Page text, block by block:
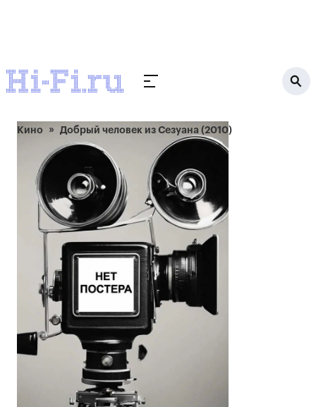
Кино Добрый человек из Сезуана (2010)